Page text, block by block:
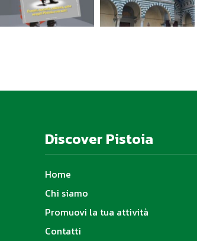
Discover Pistoia
Home
Chi siamo
Promuovi la tua attività
Contatti